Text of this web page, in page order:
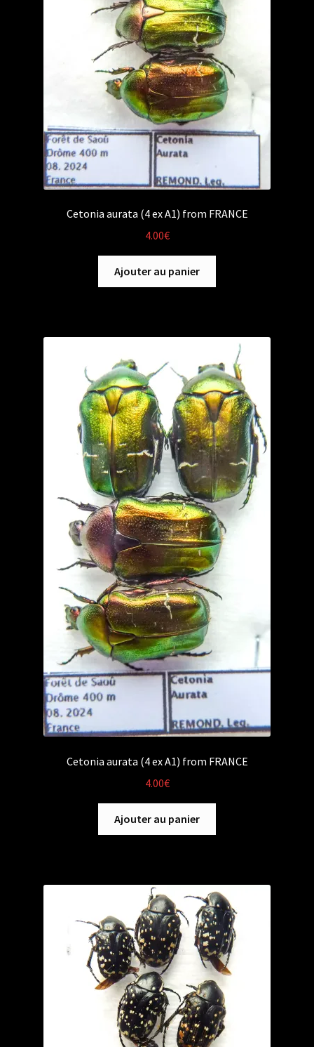
Cetonia aurata (4 ex A1) from FRANCE
4.00€
Ajouter au panier
Cetonia aurata (4 ex A1) from FRANCE
4.00€
Ajouter au panier